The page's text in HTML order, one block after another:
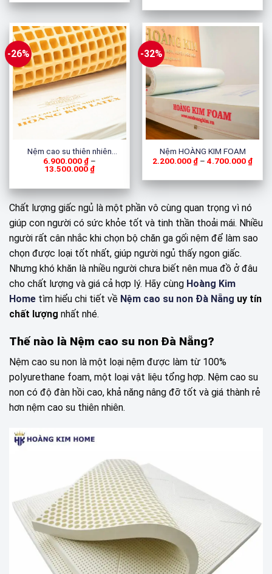
đến
-26%
Nệm cao su thiên nhiên
HOÀNG KIM
6.900.000 ₫ –
13.500.000 ₫Khoảng
6.900.000 ₫
13.500.000 ₫
-32%
Nệm HOÀNG KIM FOAM
2.200.000 ₫ – 4.700.000 ₫
Chất lượng giấc ngủ là một phần vô cùng quan trọng vì nó
giúp con người có sức khỏe tốt và tinh thần thoải mái. Nhiều
người rất cân nhắc khi chọn bộ chăn ga gối nệm để làm sao
chọn được loại tốt nhất, giúp người ngủ thấy ngon giấc.
Nhưng khó khăn là nhiều người chưa biết nên mua đồ ở đâu
cho chất lượng và giá cả hợp lý. Hãy cùng Hoàng Kim
Home tìm hiểu chi tiết về Nệm cao su non Đà Nẵng uy tín
chất lượng nhất nhé.
Thế nào là Nệm cao su non Đà Nẵng?
Nệm cao su non là một loại nệm được làm từ 100%
polyurethane foam, một loại vật liệu tổng hợp. Nệm cao su
non có độ đàn hồi cao, khả năng nâng đỡ tốt và giá thành rẻ
hơn nệm cao su thiên nhiên.